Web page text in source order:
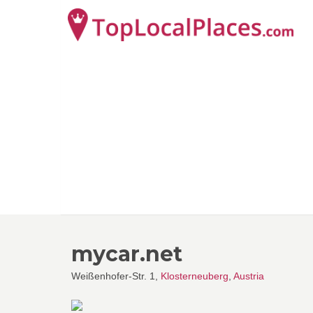
mycar.net
Weißenhofer-Str. 1, Klosterneuberg Austria